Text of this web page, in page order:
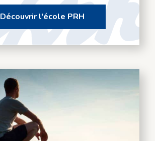
Découvrir l'école PRH